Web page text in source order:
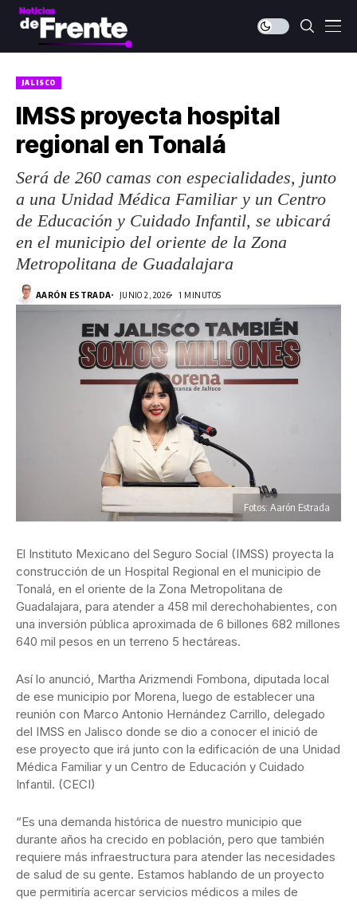
JALISCO
IMSS proyecta hospital
regional en Tonalá
Será de 260 camas con especialidades, junto
a una Unidad Médica Familiar y un Centro
de Educación y Cuidado Infantil, se ubicará
en el municipio del oriente de la Zona
Metropolitana de Guadalajara
AARÓN ESTRADA JUNIO 2, 2026 1 MINUTOS
Fotos: Aarón Estrada
El Instituto Mexicano del Seguro Social (IMSS) proyecta la
construcción de un Hospital Regional en el municipio de
Tonalá, en el oriente de la Zona Metropolitana de
Guadalajara, para atender a 458 mil derechohabientes, con
una inversión pública aproximada de 6 billones 682 millones
640 mil pesos en un terreno 5 hectáreas.
Así lo anunció, Martha Arizmendi Fombona, diputada local
de ese municipio por Morena, luego de establecer una
reunión con Marco Antonio Hernández Carrillo, delegado
del IMSS en Jalisco donde se dio a conocer el inició de
ese proyecto que irá junto con la edificación de una Unidad
Médica Familiar y un Centro de Educación y Cuidado
Infantil. (CECI)
“Es una demanda histórica de nuestro municipio que
durante años ha crecido en población, pero que también
requiere más infraestructura para atender las necesidades
de salud de su gente. Estamos hablando de un proyecto
que permitiría acercar servicios médicos a miles de